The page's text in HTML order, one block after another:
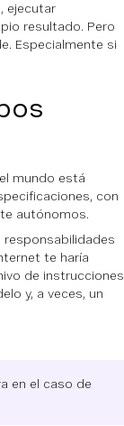
ejecutar
resultado. Pero
Especialmente si
mundo está
con
autónomos.
te haría
de instrucciones
y, a veces, un
en el caso de